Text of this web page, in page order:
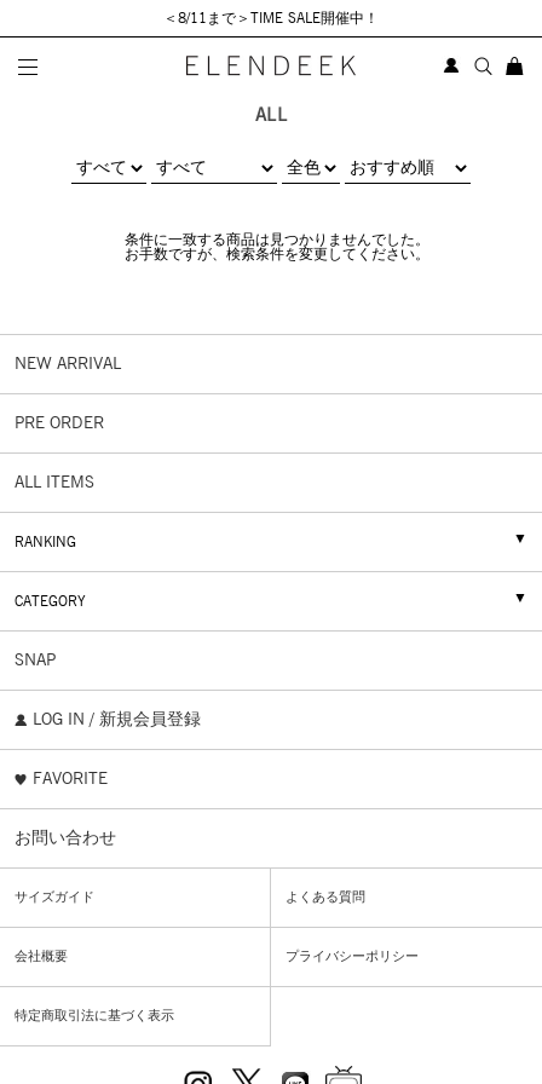
＜8/11まで＞TIME SALE開催中！
ALL
条件に一致する商品は見つかりませんでした。
お手数ですが、検索条件を変更してください。
NEW ARRIVAL
PRE ORDER
ALL ITEMS
RANKING
CATEGORY
SNAP
LOG IN / 新規会員登録
FAVORITE
お問い合わせ
サイズガイド よくある質問
会社概要 プライバシーポリシー
特定商取引法に基づく表示